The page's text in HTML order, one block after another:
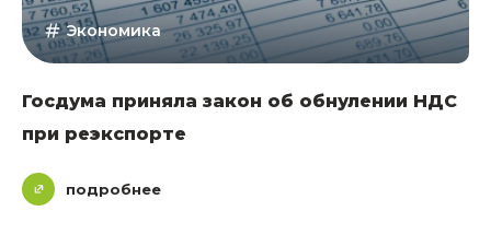
Экономика
Госдума приняла закон об обнулении НДС
при реэкспорте
подробнее